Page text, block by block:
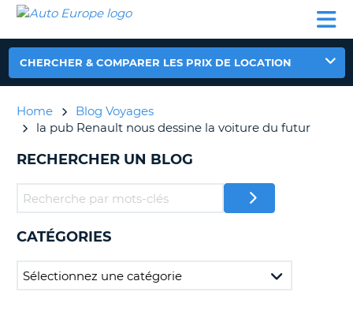
LOCATION
VOITURE
CAMPING-
CAR
CLIENT
AUTO
EUROPE
LOCATION
VOITURE
CAR
PARTENAIRES
CLIENT
COMPTE
GÉRER
MA
CHERCHER & COMPARER LES PRIX DE LOCATION
Home
Blog Voyages
la pub Renault nous dessine la voiture du futur
RECHERCHER UN BLOG
CATÉGORIES